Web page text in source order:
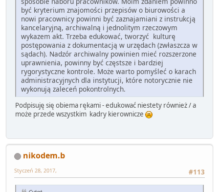
być kryterium znajomości przepisów o biurowości a
nowi pracownicy powinni być zaznajamiani z instrukcją
kancelaryjną, archiwalną i jednolitym rzeczowym
wykazem akt. Trzeba edukować, tworzyć kulturę
postępowania z dokumentacją w urzędach (zwłaszcza w
sądach). Nadzór archiwalny powinien mieć rozszerzone
uprawnienia, powinny być częstsze i bardziej
rygorystyczne kontrole. Może warto pomyśleć o karach
administracyjnych dla instytucji, które notorycznie nie
wykonują zaleceń pokontrolnych.
Podpisuję się obiema rękami - edukować niestety również / a
może przede wszystkim kadry kierownicze
nikodem.b
#113
Styczeń 28, 2017,